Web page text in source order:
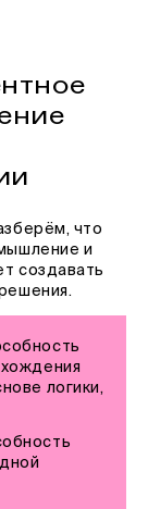
что
и
создавать
логики,